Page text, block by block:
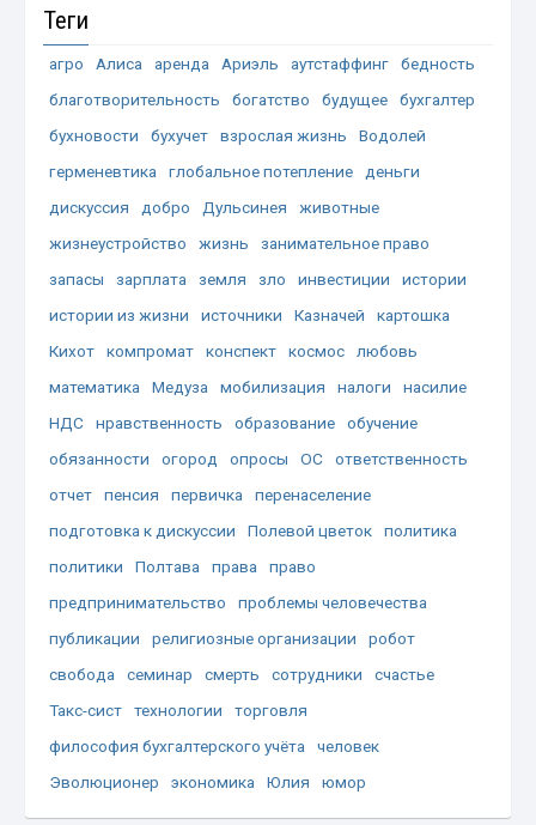
Теги
агро Алиса аренда Ариэль аутстаффинг
бедность
благотворительность
богатство будущее
бухгалтер
бухновости
бухучет взрослая жизнь
Водолей
герменевтика
глобальное потепление
деньги
дискуссия
добро Дульсинея
животные
жизнеустройство
жизнь
занимательное право
запасы
зарплата земля зло инвестиции
истории
истории из жизни
источники Казначей
картошка
Кихот
компромат конспект космос
любовь
математика
Медуза мобилизация налоги
насилие
НДС
нравственность образование
обучение
обязанности
огород опросы ОС
ответственность
отчет
пенсия первичка
перенаселение
подготовка к дискуссии
Полевой цветок
политика
политики
Полтава права
право
предпринимательство
проблемы человечества
публикации
религиозные организации
робот
свобода
семинар смерть сотрудники
счастье
Такс-сист
технологии
торговля
философия бухгалтерского учёта
человек
Эволюционер
экономика Юлия юмор